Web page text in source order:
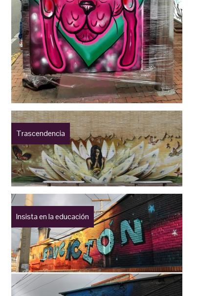
Trascendencia
Insista en la educación